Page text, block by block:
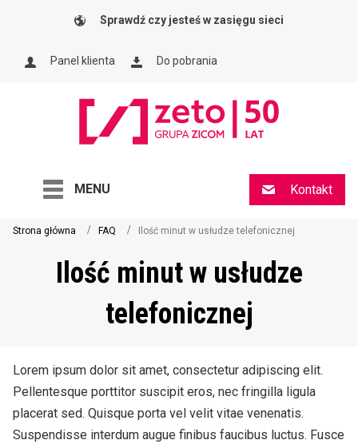
Sprawdź czy jesteś w zasięgu sieci
Panel klienta Do pobrania
Kontakt
MENU
Strona główna FAQ Ilość minut w usłudze telefonicznej
Ilość minut w usłudze
telefonicznej
Lorem ipsum dolor sit amet, consectetur adipiscing elit.
Pellentesque porttitor suscipit eros, nec fringilla ligula
placerat sed. Quisque porta vel velit vitae venenatis.
Suspendisse interdum augue finibus faucibus luctus. Fusce